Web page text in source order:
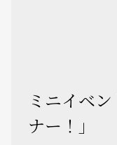
ミニイベ
ナー！」